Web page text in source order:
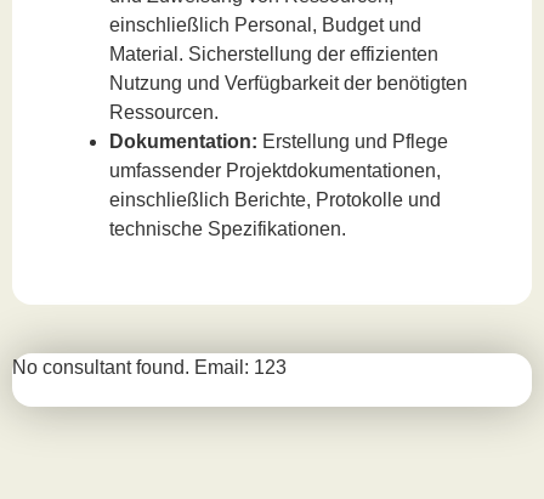
einschließlich Personal, Budget und
Material. Sicherstellung der effizienten
Nutzung und Verfügbarkeit der benötigten
Ressourcen.
Dokumentation: Erstellung und Pflege
umfassender Projektdokumentationen,
einschließlich Berichte, Protokolle und
technische Spezifikationen.
No consultant found. Email: 123